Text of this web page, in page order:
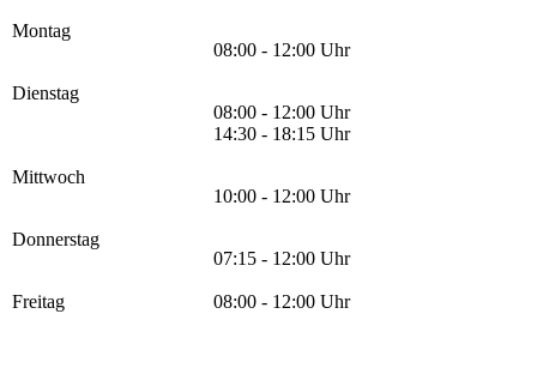
Montag
08:00 - 12:00 Uhr
Dienstag
08:00 - 12:00 Uhr
14:30 - 18:15 Uhr
Mittwoch
10:00 - 12:00 Uhr
Donnerstag
07:15 - 12:00 Uhr
Freitag 08:00 - 12:00 Uhr